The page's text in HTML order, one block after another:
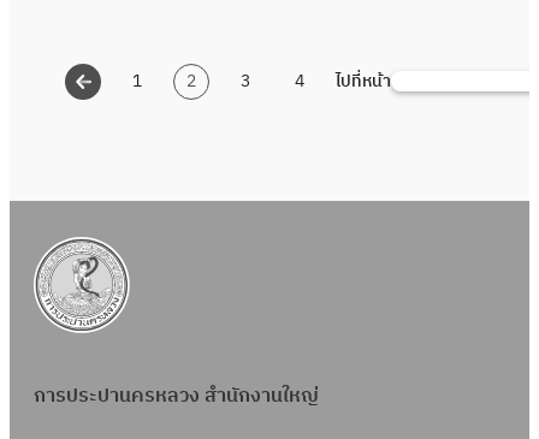
1 2 3 4 ไปที่หน้าค้นหา
การประปานครหลวง สำนักงานใหญ่